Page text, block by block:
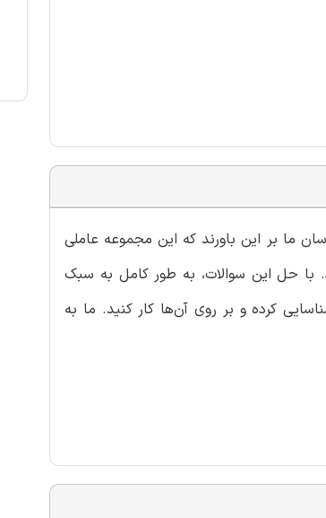
ما بر این باورند که این مجموعه عاملی
با حل این سوالات، به طور کامل به سبک
کرده و بر روی آن‌ها کار کنید. ما به